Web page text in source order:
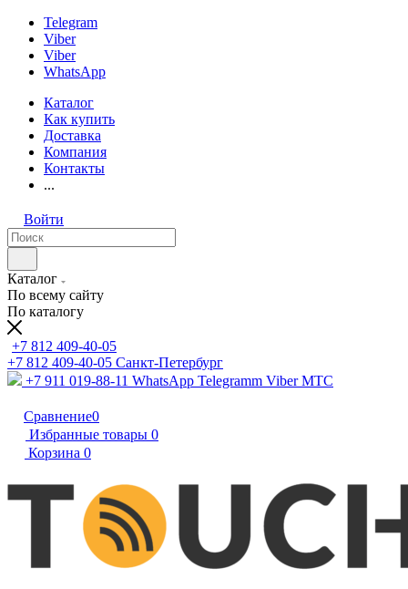
Telegram
Viber
Viber
WhatsApp
Каталог
Как купить
Доставка
Компания
Контакты
...
Войти
Каталог
По всему сайту
По каталогу
+7 812 409-40-05
+7 812 409-40-05 Санĸт-Петербург
+7 911 019-88-11 WhatsApp Telegramm Viber МТС
Сравнение0
Избранные товары 0
Корзина 0